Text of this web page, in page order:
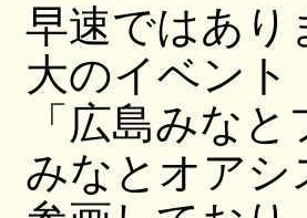
早速ではあり
大のイベント
「広島みな
みなとオアシ